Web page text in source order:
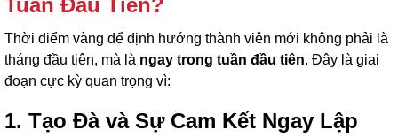
Tuần Đầu Tiên?
Thời điểm vàng để định hướng thành viên mới không phải là
tháng đầu tiên, mà là ngay trong tuần đầu tiên. Đây là giai
đoạn cực kỳ quan trọng vì:
1. Tạo Đà và Sự Cam Kết Ngay Lập